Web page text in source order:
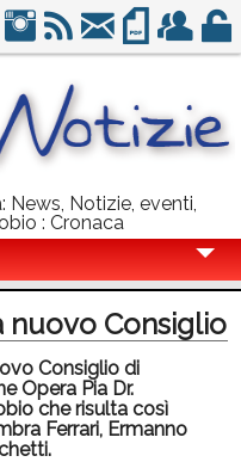
News, Notizie, eventi,
: Cronaca
nuovo Consiglio
Consiglio di
Opera Pia Dr.
che risulta così
Ferrari, Ermanno